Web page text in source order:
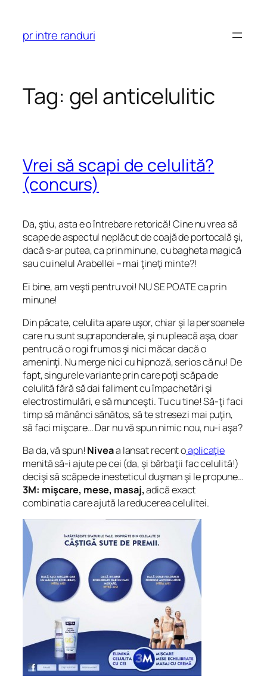
content
pr intre randuri
Tag: gel anticelulitic
Vrei să scapi de celulită?
(concurs)
Da, ştiu, asta e o întrebare retorică! Cine nu vrea să
scape de aspectul neplăcut de coajă de portocală şi,
dacă s-ar putea, ca prin minune, cu bagheta magică
sau cu inelul Arabellei – mai ţineţi minte?!
Ei bine, am veşti pentru voi! NU SE POATE ca prin
minune!
Din păcate, celulita apare uşor, chiar şi la persoanele
care nu sunt supraponderale, şi nu pleacă aşa, doar
pentru că o rogi frumos şi nici măcar dacă o
ameninţi. Nu merge nici cu hipnoză, serios că nu! De
fapt, singurele variante prin care poţi scăpa de
celulită fără să dai faliment cu împachetări şi
electrostimulări, e să munceşti. Tu cu tine! Să-ţi faci
timp să mănânci sănătos, să te stresezi mai puţin,
să faci mişcare… Dar nu vă spun nimic nou, nu-i aşa?
Ba da, vă spun! Niveaa lansat recent oaplicaţie
menită să-i ajute pe cei (da, şi bărbaţii fac celulită!)
decişi să scăpe de inesteticul duşman şi le propune…
3M: mişcare, mese, masaj,adică exact
combinatia care ajută la reducerea celulitei.